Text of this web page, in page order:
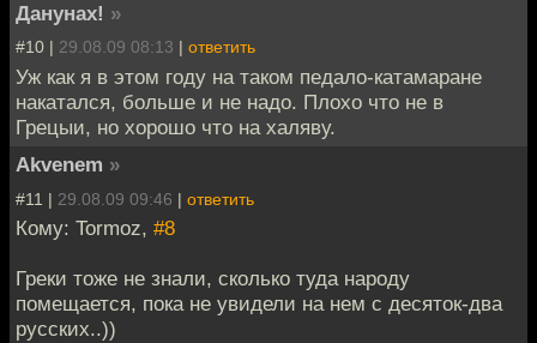
Данунах! »
#10 | 29.08.09 08:13 | ответить
Уж как я в этом году на таком педало-катамаране
накатался, больше и не надо. Плохо что не в
Грецыи, но хорошо что на халяву.
Akvenem »
#11 | 29.08.09 09:46 | ответить
Кому: Tormoz, #8
Греки тоже не знали, сколько туда народу
помещается, пока не увидели на нем с десяток-два
русских..))